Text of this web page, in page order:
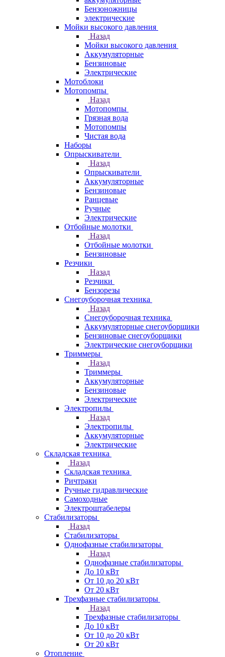
Бензоножницы
электрические
Мойки высокого давления
Назад
Мойки высокого давления
Аккумуляторные
Бензиновые
Электрические
Мотоблоки
Мотопомпы
Назад
Мотопомпы
Грязная вода
Мотопомпы
Чистая вода
Наборы
Опрыскиватели
Назад
Опрыскиватели
Аккумуляторные
Бензиновые
Ранцевые
Ручные
Электрические
Отбойные молотки
Назад
Отбойные молотки
Бензиновые
Резчики
Назад
Резчики
Бензорезы
Снегоуборочная техника
Назад
Снегоуборочная техника
Аккумуляторные снегоуборщики
Бензиновые снегоуборщики
Электрические снегоуборщики
Триммеры
Назад
Триммеры
Аккумуляторные
Бензиновые
Электрические
Электропилы
Назад
Электропилы
Аккумуляторные
Электрические
Складская техника
Назад
Складская техника
Ричтраки
Ручные гидравлические
Самоходные
Электроштабелеры
Стабилизаторы
Назад
Стабилизаторы
Однофазные стабилизаторы
Назад
Однофазные стабилизаторы
До 10 кВт
От 10 до 20 кВт
От 20 кВт
Трехфазные стабилизаторы
Назад
Трехфазные стабилизаторы
До 10 кВт
От 10 до 20 кВт
От 20 кВт
Отопление